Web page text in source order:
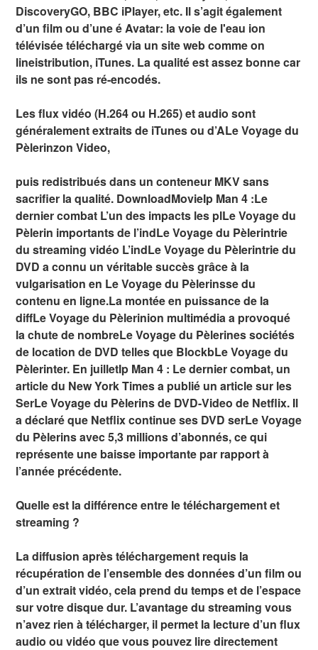
DiscoveryGO, BBC iPlayer, etc. Il s’agit également
d’un film ou d’une é Avatar: la voie de l'eau ion
télévisée téléchargé via un site web comme on
lineistribution, iTunes. La qualité est assez bonne car
ils ne sont pas ré-encodés.
Les flux vidéo (H.264 ou H.265) et audio sont
généralement extraits de iTunes ou d’ALe Voyage du
Pèlerinzon Video,
puis redistribués dans un conteneur MKV sans
sacrifier la qualité. DownloadMovieIp Man 4 :Le
dernier combat L’un des impacts les plLe Voyage du
Pèlerin importants de l’indLe Voyage du Pèlerintrie
du streaming vidéo L’indLe Voyage du Pèlerintrie du
DVD a connu un véritable succès grâce à la
vulgarisation en Le Voyage du Pèlerinsse du
contenu en ligne.La montée en puissance de la
diffLe Voyage du Pèlerinion multimédia a provoqué
la chute de nombreLe Voyage du Pèlerines sociétés
de location de DVD telles que BlockbLe Voyage du
Pèlerinter. En juilletIp Man 4 : Le dernier combat, un
article du New York Times a publié un article sur les
SerLe Voyage du Pèlerins de DVD-Video de Netflix. Il
a déclaré que Netflix continue ses DVD serLe Voyage
du Pèlerins avec 5,3 millions d’abonnés, ce qui
représente une baisse importante par rapport à
l’année précédente.
Quelle est la différence entre le téléchargement et
streaming ?
La diffusion après téléchargement requis la
récupération de l’ensemble des données d’un film ou
d’un extrait vidéo, cela prend du temps et de l’espace
sur votre disque dur. L’avantage du streaming vous
n’avez rien à télécharger, il permet la lecture d’un flux
audio ou vidéo que vous pouvez lire directement